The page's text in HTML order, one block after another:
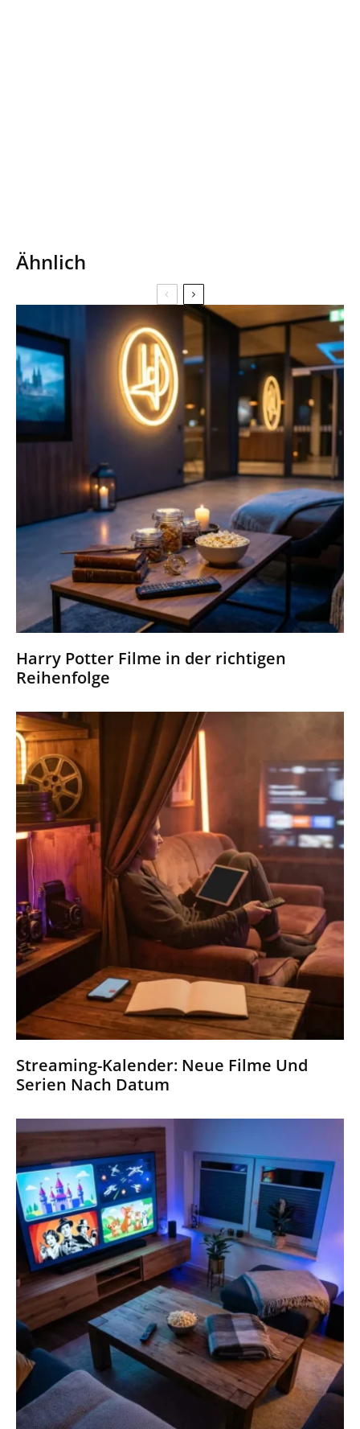
Ähnlich
Harry Potter Filme in der richtigen
Reihenfolge
Streaming-Kalender: Neue Filme Und
Serien Nach Datum